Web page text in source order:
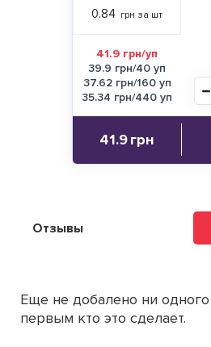
0.84 грн за шт
41.9 грн/уп
39.9 грн/40 уп
37.62 грн/160 уп
35.34 грн/440 уп
41.9грн
Отзывы
Еще не добалено ни одного
первым кто это сделает.